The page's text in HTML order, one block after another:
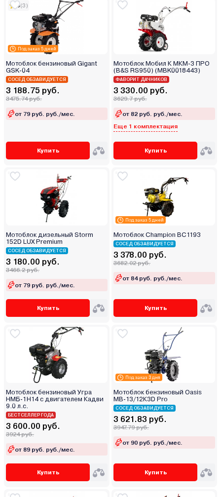
Под заказ 5 дней
5(3)
Мотоблок бензиновый Gigant
GSK-04
СОСЕД ОБЗАВИДУЕТСЯ
3 188.75 руб.
3475.74 руб.
от 79 руб. руб./мес.
Купить
Мотоблок Мобил К МКМ-3 ПРО
(B&S RS950) (MBK0018443)
ФАВОРИТ ДАЧНИКОВ
3 330.00 руб.
3629.7 руб.
от 82 руб. руб./мес.
Еще 1 комплектация
Купить
Мотоблок дизельный Storm
152D LUX Premium
СОСЕД ОБЗАВИДУЕТСЯ
3 180.00 руб.
3466.2 руб.
от 79 руб. руб./мес.
Купить
Под заказ 5 дней
Мотоблок Champion BC1193
СОСЕД ОБЗАВИДУЕТСЯ
3 378.00 руб.
3682.02 руб.
от 84 руб. руб./мес.
Купить
Мотоблок бензиновый Угра
НМБ-1Н14 с двигателем Кадви
9.0 л.с.
БЕСТСЕЛЛЕР ГОДА
3 600.00 руб.
3924 руб.
от 89 руб. руб./мес.
Купить
Под заказ 3 дня
Мотоблок бензиновый Oasis
МВ-13/12К3D Pro
СОСЕД ОБЗАВИДУЕТСЯ
3 621.83 руб.
3947.79 руб.
от 90 руб. руб./мес.
Купить